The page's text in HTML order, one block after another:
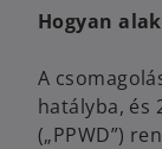
Hogyan
A
hatályba, és
(„PPWD”)